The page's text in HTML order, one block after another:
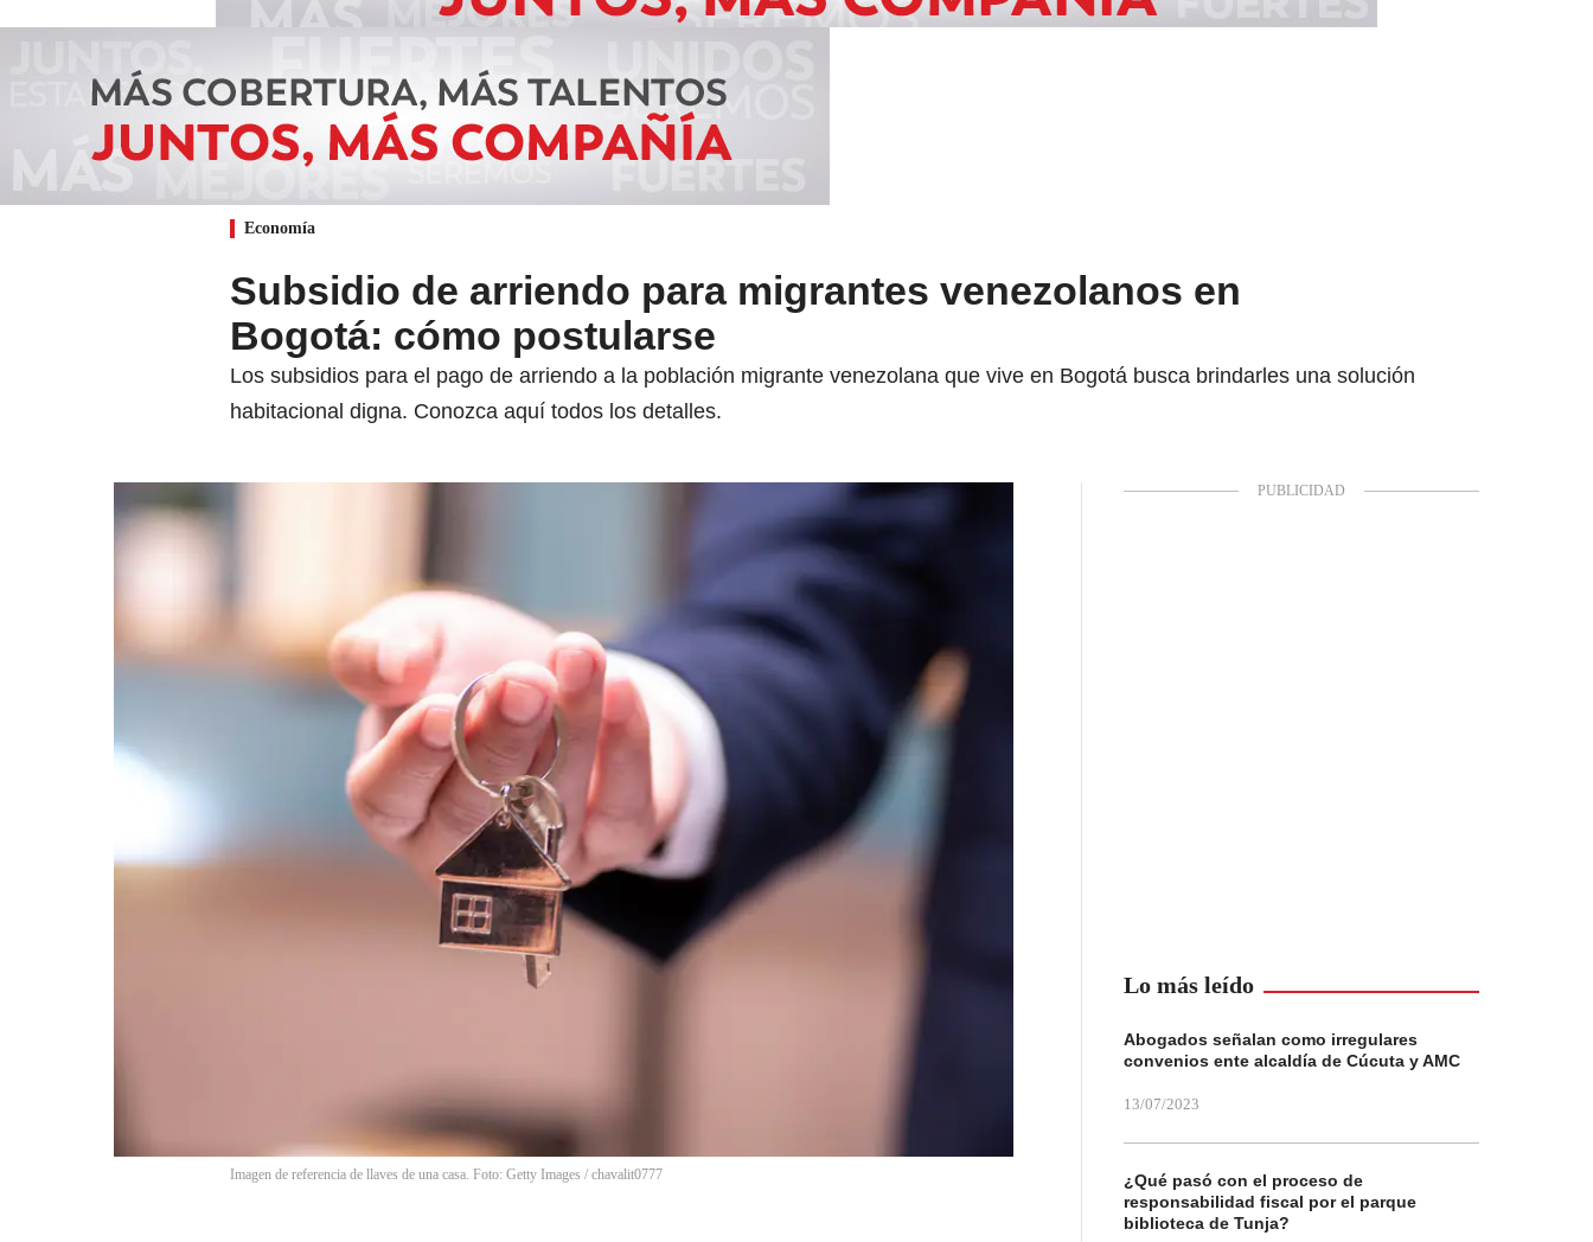
Economía
Subsidio de arriendo para migrantes venezolanos en
Bogotá: cómo postularse
Los subsidios para el pago de arriendo a la población migrante venezolana que vive en Bogotá busca brindarles una solución
habitacional digna. Conozca aquí todos los detalles.
Imagen de referencia de llaves de una casa. Foto: Getty Images / chavalit0777
Lo más leído
Abogados señalan como irregulares
convenios ente alcaldía de Cúcuta y AMC
13/07/2023
¿Qué pasó con el proceso de
responsabilidad fiscal por el parque
biblioteca de Tunja?